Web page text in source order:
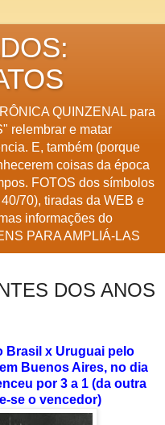
QUINZENAL para
relembrar e matar
E, também (porque
coisas da época
FOTOS dos símbolos
70), tiradas da WEB e
informações do
PARA AMPLIÁ-LAS
DOS ANOS
Brasil x Uruguai pelo
Buenos Aires, no dia
por 3 a 1 (da outra
se o vencedor)